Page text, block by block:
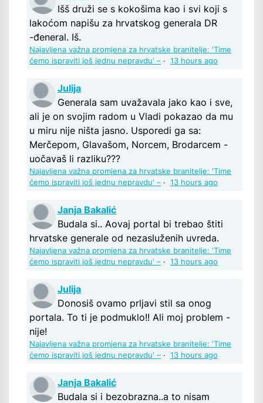
Išš druži se s kokošima kao i svi koji s
lakoćom napišu za hrvatskog generala DR
-đeneral. Iš.
Najavljena važna promjena za hrvatske branitelje: 'Time
ćemo ispraviti još jednu nepravdu' – · 13 hours ago
Julija
Generala sam uvažavala jako kao i sve,
ali je on svojim radom u Vladi pokazao da mu
u miru nije ništa jasno. Usporedi ga sa:
Merčepom, Glavašom, Norcem, Brodarcem -
uočavaš li razliku???
Najavljena važna promjena za hrvatske branitelje: 'Time
ćemo ispraviti još jednu nepravdu' – · 13 hours ago
Janja Bakalić
Budala si.. Aovaj portal bi trebao štiti
hrvatske generale od nezasluženih uvreda.
Najavljena važna promjena za hrvatske branitelje: 'Time
ćemo ispraviti još jednu nepravdu' – · 13 hours ago
Julija
Donosiš ovamo prljavi stil sa onog
portala. To ti je podmuklo!! Ali moj problem -
nije!
Najavljena važna promjena za hrvatske branitelje: 'Time
ćemo ispraviti još jednu nepravdu' – · 13 hours ago
Janja Bakalić
Budala si i bezobrazna..a to nisam